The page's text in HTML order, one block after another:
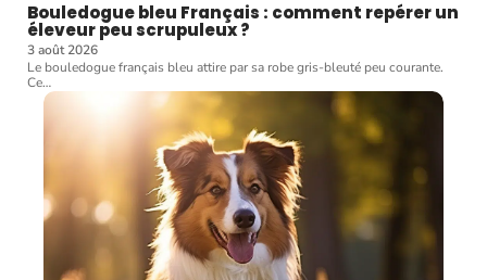
Bouledogue bleu Français : comment repérer un
éleveur peu scrupuleux ?
3 août 2026
Le bouledogue français bleu attire par sa robe gris-bleuté peu courante.
Ce…